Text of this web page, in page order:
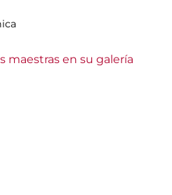
maestras en su galería